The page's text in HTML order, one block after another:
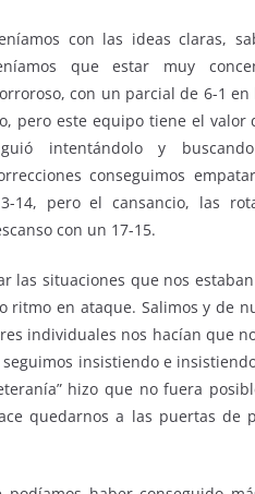
con las ideas claras,
que estar muy
con un parcial de 6-1
pero este equipo tiene el valor
intentándolo y
conseguimos
pero el cansancio, las
con un 17-15.
las situaciones que nos
en ataque. Salimos y de
individuales nos hacían que
insistiendo e
hizo que no fuera
quedarnos a las puertas